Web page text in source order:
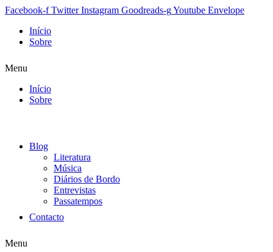
Facebook-f Twitter Instagram Goodreads-gYoutube Envelope
Início
Sobre
Menu
Início
Sobre
Blog
Literatura
Música
Diários de Bordo
Entrevistas
Passatempos
Contacto
Menu